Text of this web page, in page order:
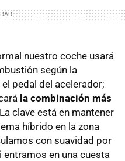
nuestro coche usará
según la
pedal del acelerador;
la combinación más
clave está en mantener
híbrido en la zona
con suavidad por
entramos en una cuesta